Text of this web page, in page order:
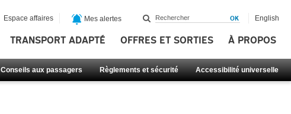
TRANSPORT ADAPTÉ OFFRES ET SORTIES À PROPOS
Conseils aux passagers Règlements et sécurité Accessibilité universelle
Espace affaires Mes alertes English